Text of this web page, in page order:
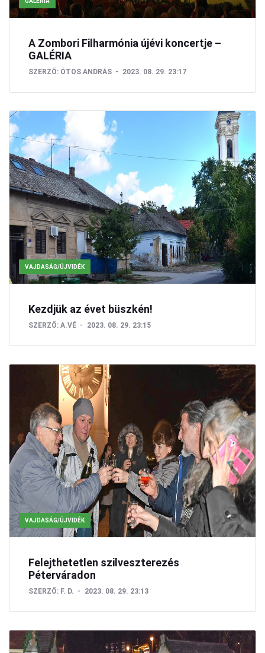
A Zombori Filharmónia újévi koncertje –
GALÉRIA
SZERZŐ: ÓTOS ANDRÁS 2023. 08. 29. 23:17
VAJDASÁG/ÚJVIDÉK
Kezdjük az évet büszkén!
SZERZŐ: A.VÉ 2023. 08. 29. 23:15
VAJDASÁG/ÚJVIDÉK
Felejthetetlen szilveszterezés
Péterváradon
SZERZŐ: F. D. 2023. 08. 29. 23:13